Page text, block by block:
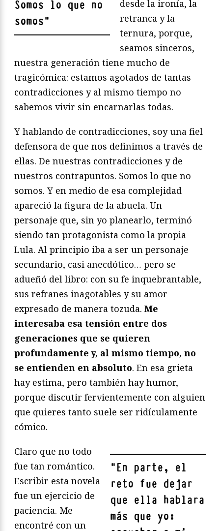
Somos lo que no
somos"
desde la ironía, la
retranca y la
ternura, porque,
seamos sinceros,
nuestra generación tiene mucho de
tragicómica: estamos agotados de tantas
contradicciones y al mismo tiempo no
sabemos vivir sin encarnarlas todas.
Y hablando de contradicciones, soy una fiel
defensora de que nos definimos a través de
ellas. De nuestras contradicciones y de
nuestros contrapuntos. Somos lo que no
somos. Y en medio de esa complejidad
apareció la figura de la abuela. Un
personaje que, sin yo planearlo, terminó
siendo tan protagonista como la propia
Lula. Al principio iba a ser un personaje
secundario, casi anecdótico… pero se
adueñó del libro: con su fe inquebrantable,
sus refranes inagotables y su amor
expresado de manera tozuda. Me
interesaba esa tensión entre dos
generaciones que se quieren
profundamente y, al mismo tiempo, no
se entienden en absoluto. En esa grieta
hay estima, pero también hay humor,
porque discutir fervientemente con alguien
que quieres tanto suele ser ridículamente
cómico.
"En parte, el
reto fue dejar
que ella hablara
más que yo:
Claro que no todo
fue tan romántico.
Escribir esta novela
fue un ejercicio de
paciencia. Me
encontré con un